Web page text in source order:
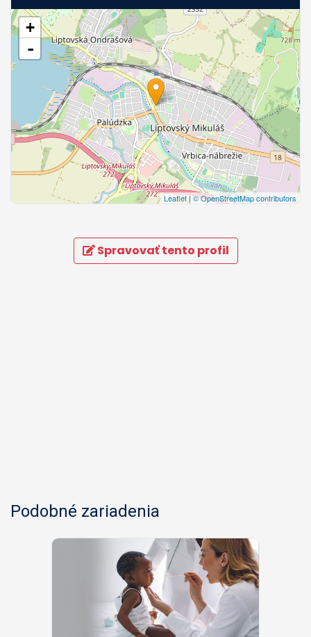
+
-
Leaflet|© OpenStreetMap contributors
Spravovať tento profil
Podobné zariadenia